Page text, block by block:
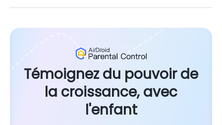
Témoignez du pouvoir de
la croissance, avec
l'enfant